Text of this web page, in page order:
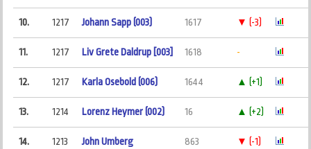
10. 1217 Johann Sapp (003) 1617 ▼ (-3)
11. 1217 Liv Grete Daldrup [003] 1618 -
12. 1217 Karla Osebold (006) 1644 ▲ (+1)
13. 1214 Lorenz Heymer (002) 16 ▲ (+2)
14. 1213 John Umberg 863 ▼ (-1)